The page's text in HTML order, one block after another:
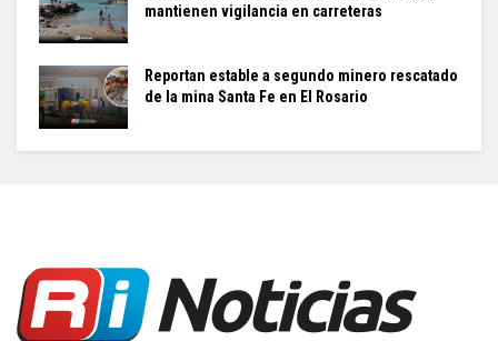
mantienen vigilancia en carreteras
Reportan estable a segundo minero rescatado
de la mina Santa Fe en El Rosario